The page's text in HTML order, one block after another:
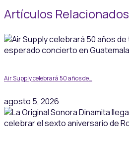
Artículos Relacionados
Air Supply celebrará 50 años de…
agosto 5, 2026